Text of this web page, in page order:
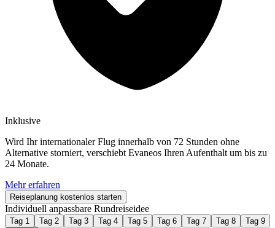
Inklusive
Wird Ihr internationaler Flug innerhalb von 72 Stunden ohne
Alternative storniert, verschiebt Evaneos Ihren Aufenthalt um bis zu
24 Monate.
Mehr erfahren
Reiseplanung kostenlos starten
Individuell anpassbare Rundreiseidee
Tag 1 Tag 2 Tag 3 Tag 4 Tag 5 Tag 6 Tag 7 Tag 8
Tag 9